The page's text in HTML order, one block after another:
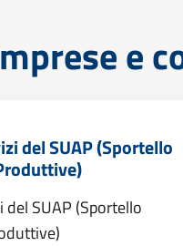
e
del SUAP (Sportello
del SUAP (Sportello